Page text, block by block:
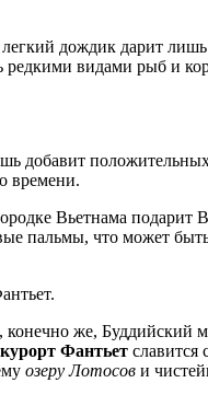
дождик дарит
редкими видами рыб и
добавит
времени.
Вьетнама подарит
пальмы, что может
конечно же, Буддийский
курорт Фантьет славится
озеру Лотосов и